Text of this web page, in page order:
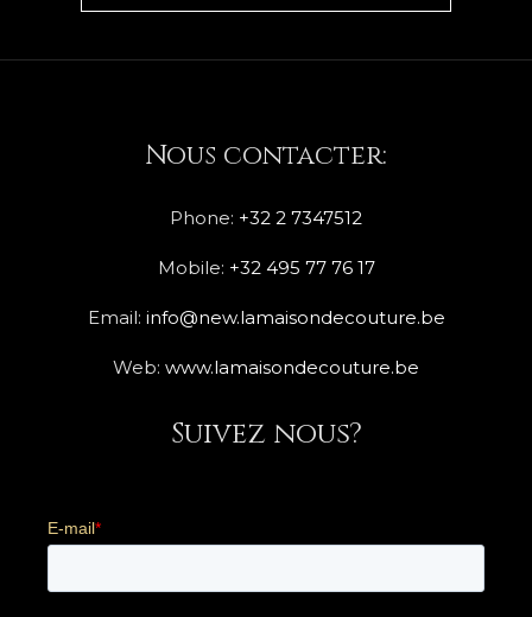
Nous contacter:
Phone: +32 2 7347512
Mobile: +32 495 77 76 17
Email: info@new.lamaisondecouture.be
Web: www.lamaisondecouture.be
Suivez nous?